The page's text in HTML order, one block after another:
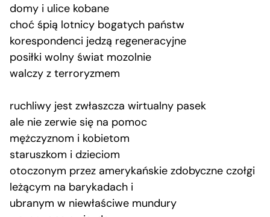
domy i ulice kobane
choć śpią lotnicy bogatych państw
korespondenci jedzą regeneracyjne
posiłki wolny świat mozolnie
walczy z terroryzmem
ruchliwy jest zwłaszcza wirtualny pasek
ale nie zerwie się na pomoc
mężczyznom i kobietom
staruszkom i dzieciom
otoczonym przez amerykańskie zdobyczne czołgi
leżącym na barykadach i
ubranym w niewłaściwe mundury